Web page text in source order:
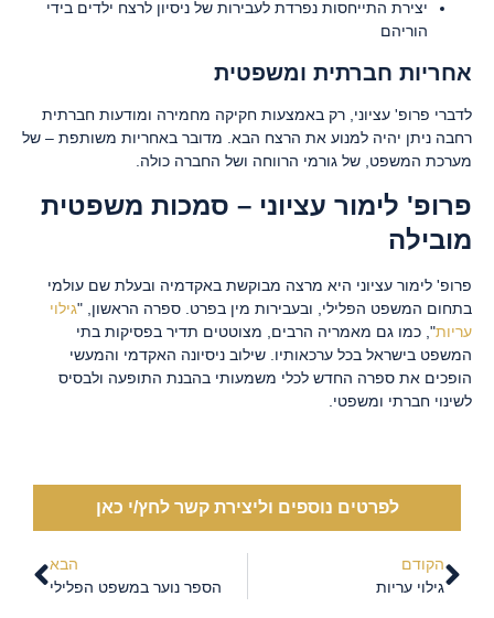
יצירת התייחסות נפרדת לעבירות של ניסיון לרצח ילדים בידי
הוריהם
אחריות חברתית ומשפטית
לדברי פרופ' עציוני, רק באמצעות חקיקה מחמירה ומודעות חברתית
רחבה ניתן יהיה למנוע את הרצח הבא. מדובר באחריות משותפת – של
מערכת המשפט, של גורמי הרווחה ושל החברה כולה.
פרופ' לימור עציוני – סמכות משפטית
מובילה
פרופ' לימור עציוני היא מרצה מבוקשת באקדמיה ובעלת שם עולמי
בתחום המשפט הפלילי, ובעבירות מין בפרט. ספרה הראשון, "גילוי
עריות", כמו גם מאמריה הרבים, מצוטטים תדיר בפסיקות בתי
המשפט בישראל בכל ערכאותיו. שילוב ניסיונה האקדמי והמעשי
הופכים את ספרה החדש לכלי משמעותי בהבנת התופעה ולבסיס
לשינוי חברתי ומשפטי.
לפרטים נוספים וליצירת קשר לחץ/י כאן
הקודם
גילוי עריות
הבא
הספר נוער במשפט הפלילי